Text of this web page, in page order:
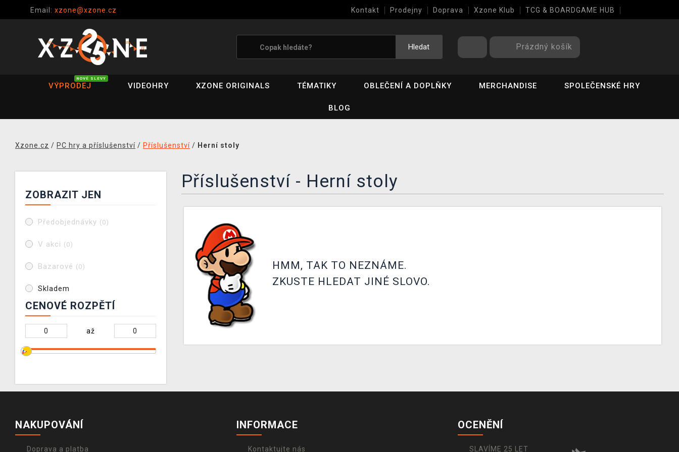
Email: xzone@xzone.cz Kontakt Prodejny Doprava Xzone Klub TCG & BOARDGAME HUB
Hledat Prázdný košík
VÝPRODEJ
NOVÉ SLEVY
VIDEOHRY XZONE ORIGINALS TÉMATIKY OBLEČENÍ A DOPLŇKY MERCHANDISE SPOLEČENSKÉ HRY
BLOG
Xzone.cz / PC hry a příslušenství / Příslušenství / Herní stoly
ZOBRAZIT JEN
Předobjednávky (0)
V akci (0)
Bazarové (0)
Skladem
CENOVÉ ROZPĚTÍ
až
Příslušenství - Herní stoly
HMM, TAK TO NEZNÁME.
ZKUSTE HLEDAT JINÉ SLOVO.
NAKUPOVÁNÍ
Doprava a platba
INFORMACE
Kontaktujte nás
OCENĚNÍ
SLAVÍME 25 LET